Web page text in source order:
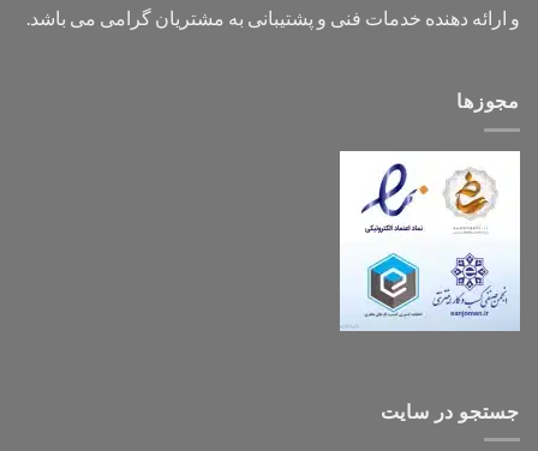
و ارائه دهنده خدمات فنی و پشتیبانی به مشتریان گرامی می باشد.
مجوزها
جستجو در سایت